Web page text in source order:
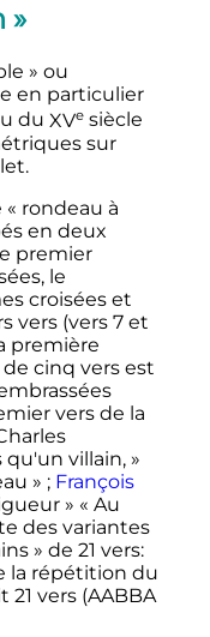
»
» ou
en particulier
du XVe siècle
sur
« rondeau à
en deux
premier
le
croisées et
vers (vers 7 et
première
cinq vers est
vers de la
qu'un villain, »
» ; François
» « Au
des variantes
» de 21 vers:
la répétition du
vers (AABBA